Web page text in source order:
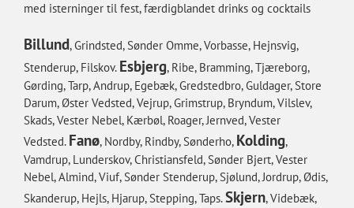
med isterninger til fest, færdigblandet drinks og cocktails
Billund, Grindsted, Sønder Omme, Vorbasse, Hejnsvig,
Stenderup, Filskov. Esbjerg, Ribe, Bramming, Tjæreborg,
Gørding, Tarp, Andrup, Egebæk, Gredstedbro, Guldager, Store
Darum, Øster Vedsted, Vejrup, Grimstrup, Bryndum, Vilslev,
Skads, Vester Nebel, Kærbøl, Roager, Jernved, Vester
Vedsted. Fanø, Nordby, Rindby, Sønderho, Kolding,
Vamdrup, Lunderskov, Christiansfeld, Sønder Bjert, Vester
Nebel, Almind, Viuf, Sønder Stenderup, Sjølund, Jordrup, Ødis,
Skanderup, Hejls, Hjarup, Stepping, Taps.Skjern, Videbæk,